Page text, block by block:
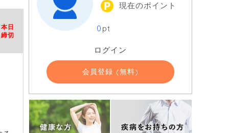
本日
締切
現在のポイント
0 pt
ログイン
会員登録 (無料)